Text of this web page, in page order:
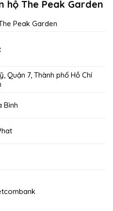
hộ The Peak Garden
Peak Garden
Quận 7, Thành phố Hồ Chí
Bình